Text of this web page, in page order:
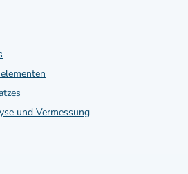
und Vermessung